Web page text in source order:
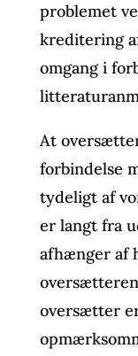
problemet
kreditering
omgang i
At
forbindelse
tydeligt af
er langt fra
afhænger af
oversætter